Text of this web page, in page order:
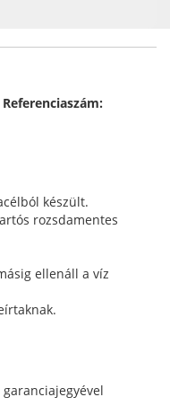
készült.
rozsdamentes
ellenáll a víz